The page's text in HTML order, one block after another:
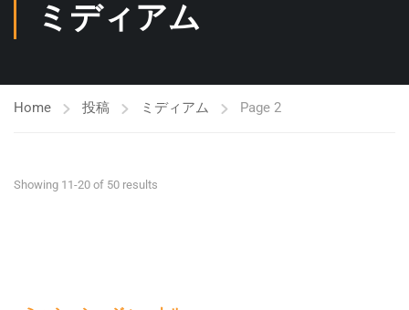
ミディアム
Home 投稿 ミディアム Page 2
Showing 11-20 of 50 results